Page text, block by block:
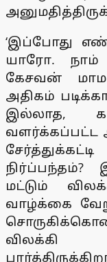
‘இப்போது
யாரோ.
கேசவன்
அதிகம்
இல்லாத,
வளர்க்கப்பட்ட
மட்டும்
வாழ்க்கை
விலக்கி